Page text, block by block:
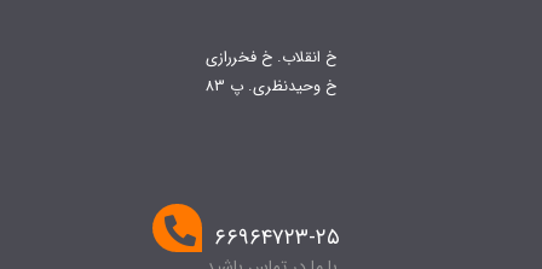
خ انقلاب. خ فخررازی
خ وحیدنظری. پ 83
۶۶۹۶۴۷۲۳-۲۵